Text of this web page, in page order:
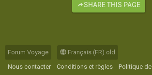
SHARE THIS PAGE
Forum Voyage
Français (FR) old
Nous contacter
Conditions et règles Politique